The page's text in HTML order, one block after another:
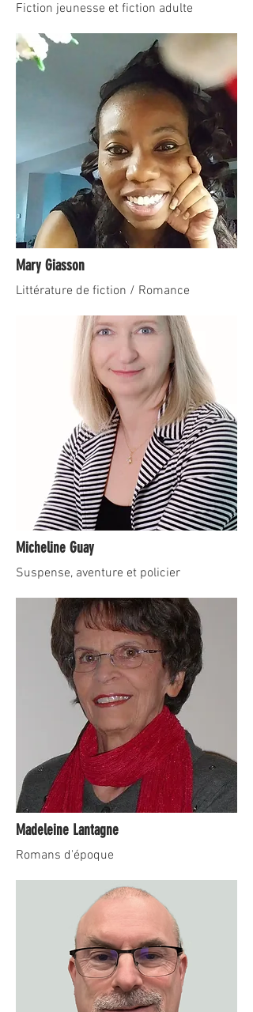
Fiction jeunesse et fiction adulte
Mary Giasson
Littérature de fiction / Romance
Micheline Guay
Suspense, aventure et policier
Madeleine Lantagne
Romans d'époque